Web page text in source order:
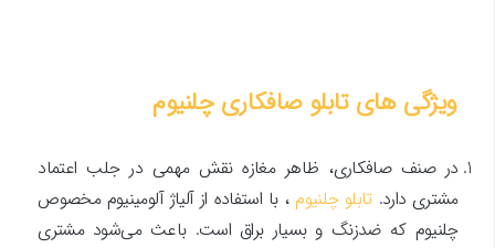
ویژگی های تابلو صافکاری چلنیوم
در صنف صافکاری، ظاهر مغازه نقش مهمی در جلب اعتماد
مشتری دارد.تابلو چلنیوم، با استفاده از آلیاژ آلومینیوم مخصوص
چلنیوم که ضدزنگ و بسیار براق است. باعث می‌شود مشتری